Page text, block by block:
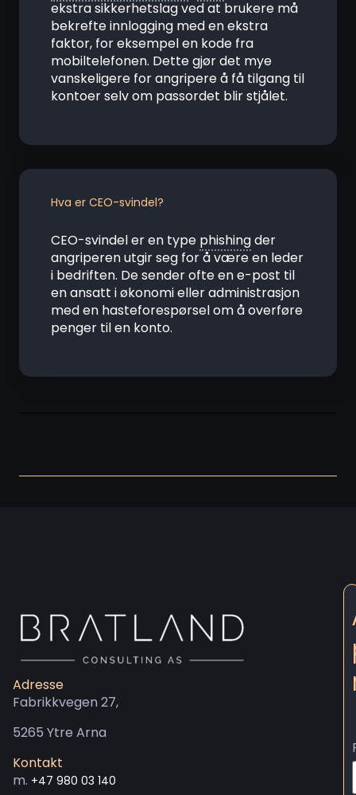
ekstra sikkerhetslag ved at brukere må
bekrefte innlogging med en ekstra
faktor, for eksempel en kode fra
mobiltelefonen. Dette gjør det mye
vanskeligere for angripere å få tilgang til
kontoer selv om passordet blir stjålet.
Hva er CEO-svindel?
CEO-svindel er en type phishingder
angriperen utgir seg for å være en leder
i bedriften. De sender ofte en e-post til
en ansatt i økonomi eller administrasjon
med en hasteforespørsel om å overføre
penger til en konto.
Adresse
Fabrikkvegen 27,
5265 Ytre Arna
Kontakt
m. +47 980 03 140